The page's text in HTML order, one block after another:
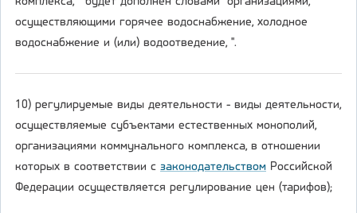
осуществляющими горячее водоснабжение, холодное
водоснабжение и (или) водоотведение, ".
10) регулируемые виды деятельности - виды деятельности,
осуществляемые субъектами естественных монополий,
организациями коммунального комплекса, в отношении
которых в соответствии с законодательством Российской
Федерации осуществляется регулирование цен (тарифов);